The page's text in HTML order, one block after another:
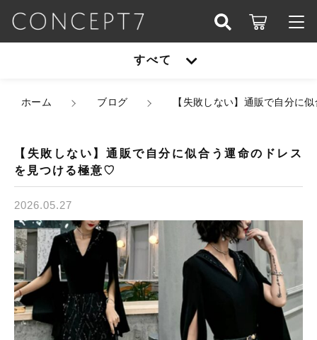
すべて
ホーム ブログ 【失敗しない】通販で自分に
【失敗しない】通販で自分に似合う運命のドレス
を見つける極意♡
2026.05.27
ログイン / 会員登録
お知らせ
お気に入り
オールインワン
シューズ
セットアップ
すべて
セットアップ
パーティーバッグ
バッグ
こだわり検索
～
その他
在庫あり セール
並び順